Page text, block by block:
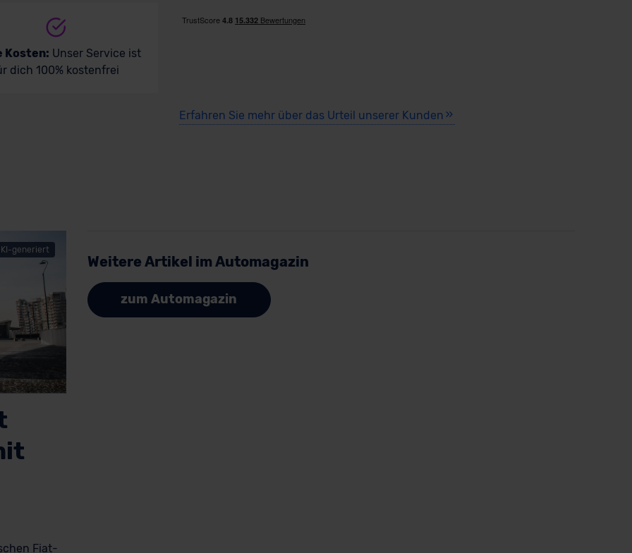
Kosten: Unser Service ist
dich 100% kostenfrei
Erfahren Sie mehr über das Urteil unserer Kunden
KI-generiert
Fiat-
Weitere Artikel im Automagazin
zum Automagazin